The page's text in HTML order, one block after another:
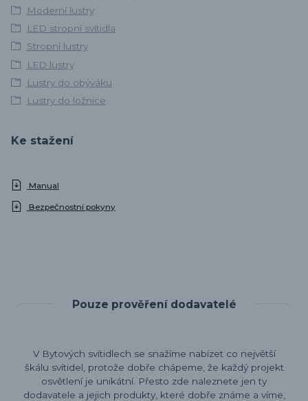
Moderní lustry
LED stropní svítidla
Stropní lustry
LED lustry
Lustry do obýváku
Lustry do ložnice
Ke stažení
Manual
Bezpečnostní pokyny
Pouze prověření dodavatelé
V Bytových svítidlech se snažíme nabízet co největší
škálu svítidel, protože dobře chápeme, že každý projekt
osvětlení je unikátní. Přesto zde naleznete jen ty
dodavatele a jejich produkty, které dobře známe a víme,